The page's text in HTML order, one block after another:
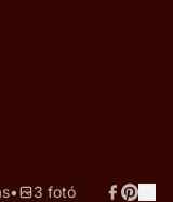
• 3 fotó